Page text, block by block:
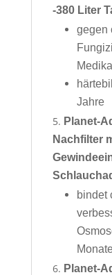
-380 Liter
gegen
Jahre
Planet-
Nachfilter
bindet
Planet-